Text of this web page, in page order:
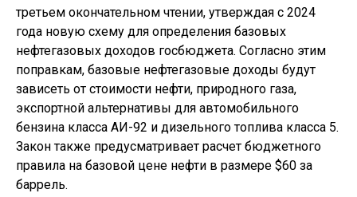
третьем окончательном чтении, утверждая с 2024
года новую схему для определения базовых
нефтегазовых доходов госбюджета. Согласно этим
поправкам, базовые нефтегазовые доходы будут
зависеть от стоимости нефти, природного газа,
экспортной альтернативы для автомобильного
бензина класса АИ-92 и дизельного топлива класса 5.
Закон также предусматривает расчет бюджетного
правила на базовой цене нефти в размере $60 за
баррель.